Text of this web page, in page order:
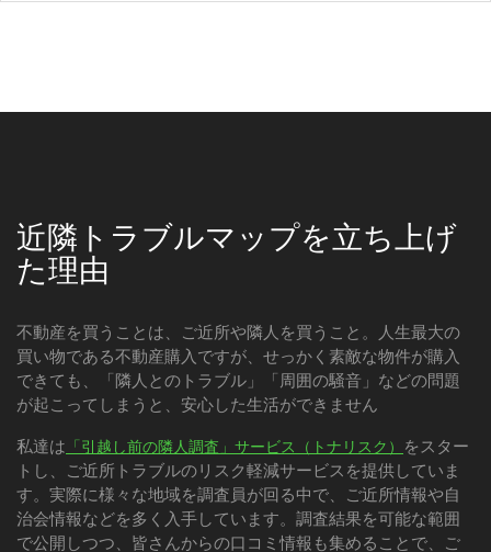
近隣トラブルマップを立ち上げ
た理由
不動産を買うことは、ご近所や隣人を買うこと。人生最大の
買い物である不動産購入ですが、せっかく素敵な物件が購入
できても、「隣人とのトラブル」「周囲の騒音」などの問題
が起こってしまうと、安心した生活ができません
私達は 「引越し前の隣人調査」サービス（トナリスク） をスター
トし、ご近所トラブルのリスク軽減サービスを提供していま
す。実際に様々な地域を調査員が回る中で、ご近所情報や自
治会情報などを多く入手しています。調査結果を可能な範囲
で公開しつつ、皆さんからの口コミ情報も集めることで、ご